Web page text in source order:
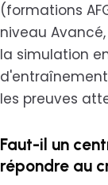
(formations
niveau
la simulation
les preuves
Faut-il un
répondre au